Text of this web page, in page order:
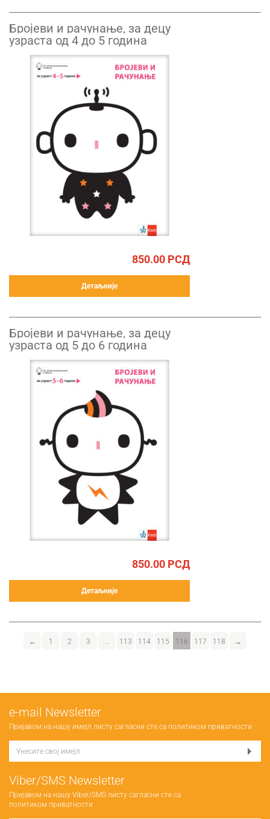
Бројеви и рачунање, за децу
узраста од 4 до 5 година
850.00 РСД
Детаљније
Бројеви и рачунање, за децу
узраста од 5 до 6 година
850.00 РСД
Детаљније
← 1 2 3 113 114 115 116 117 118 →
е-mail Newsletter
Пријавом на нашу имејл листу сагласни сте са политиком приватности
Viber/SMS Newsletter
Пријавом на нашу Viber/SMS листу сагласни сте са
политиком приватности